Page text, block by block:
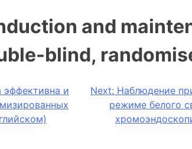
and
blind,
эффективна и
Next: Наблюдение
режиме белого